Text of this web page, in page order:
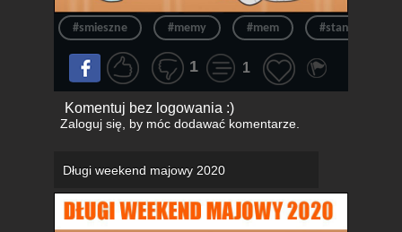
#smieszne #memy #mem #stanik
1 1
Komentuj bez logowania :)
Zaloguj się, by móc dodawać komentarze.
Długi weekend majowy 2020